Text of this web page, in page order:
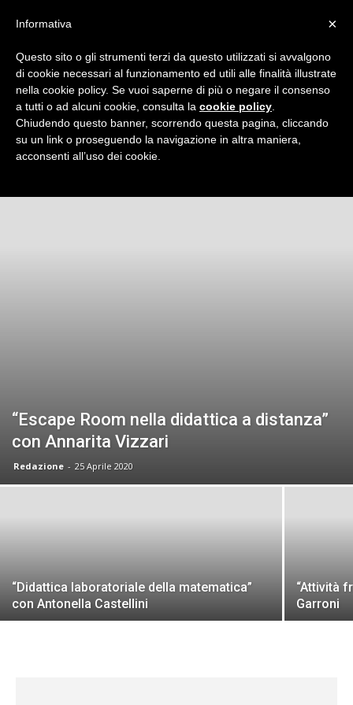
Flipnet
attive,
Webinar Webinar passati Page 3
WEBINAR PASSATI
“Escape Room nella didattica a distanza”
con Annarita Vizzari
Redazione - 25 Aprile 2020
“Didattica laboratoriale della matematica”
con Antonella Castellini
“Attività
Garroni
×
Informativa
Questo sito o gli strumenti terzi da questo utilizzati si avvalgono
di cookie necessari al funzionamento ed utili alle finalità illustrate
nella cookie policy. Se vuoi saperne di più o negare il consenso
a tutti o ad alcuni cookie, consulta la cookie policy
Chiudendo questo banner, scorrendo questa pagina, cliccando
su un link o proseguendo la navigazione in altra maniera,
acconsenti all’uso dei cookie.